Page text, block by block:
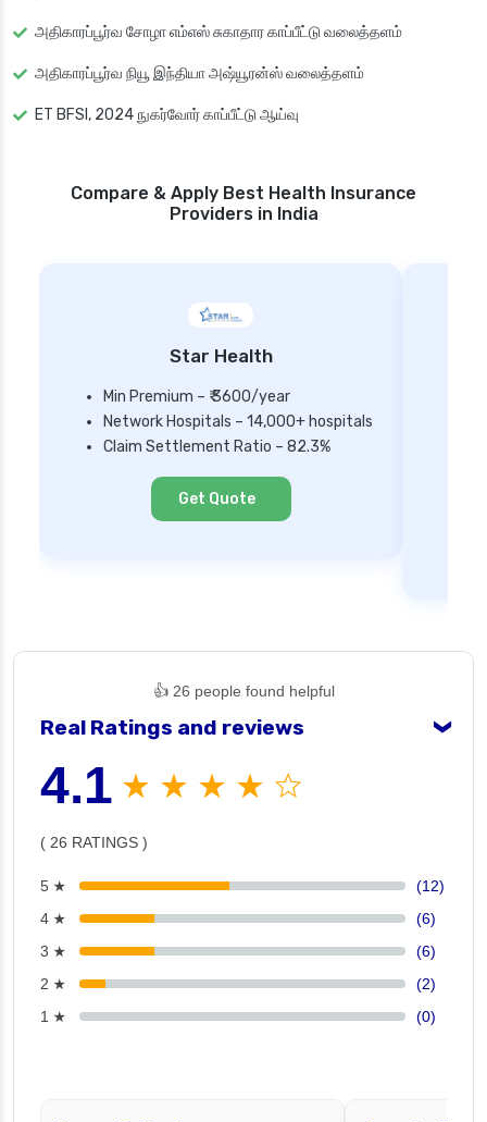
அதிகாரப்பூர்வ சோழா எம்எஸ் சுகாதார காப்பீட்டு வலைத்தளம்
அதிகாரப்பூர்வ நியூ இந்தியா அஷ்யூரன்ஸ் வலைத்தளம்
ET BFSI, 2024 நுகர்வோர் காப்பீட்டு ஆய்வு
Compare & Apply Best Health Insurance
Providers in India
Star Health
Min Premium – ₹ 3600/year
Network Hospitals – 14,000+ hospitals
Claim Settlement Ratio – 82.3%
Get Quote
👍 26 people found helpful
Real Ratings and reviews ❯
4.1 ★ ★ ★ ★ ☆
( 26 RATINGS )
5 ★
(12)
4 ★
(6)
3 ★
(6)
2 ★
(2)
1 ★
(0)